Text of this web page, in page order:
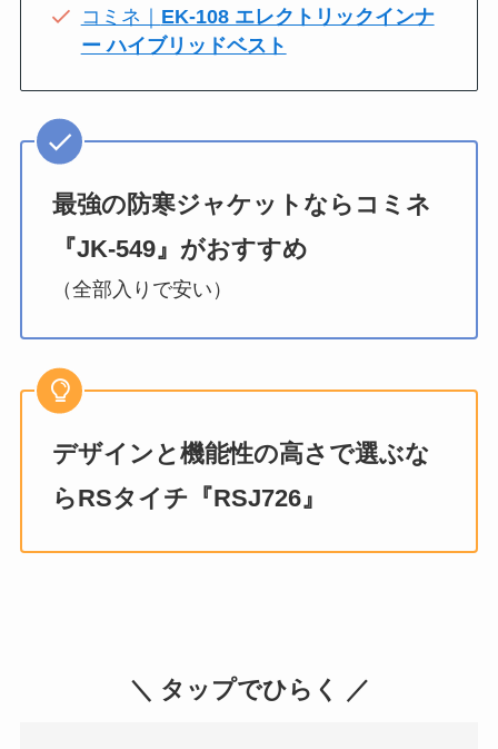
コミネ｜ EK-108 エレクトリックインナ
ー ハイブリッドベスト
最強の防寒ジャケットならコミネ
『JK-549』がおすすめ
（全部入りで安い）
デザインと機能性の高さで選ぶな
らRSタイチ『RSJ726』
＼ タップでひらく ／